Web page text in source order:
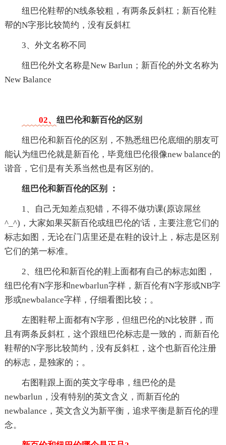
纽巴伦鞋帮的N线条较粗，有两条反斜杠；新百伦鞋
帮的N字形比较简约，没有反斜杠
3、外文名称不同
纽巴伦外文名称是New Barlun；新百伦的外文名称为
New Balance
02、 纽巴伦和新百伦的区别
纽巴伦和新百伦的区别，不熟悉纽巴伦底细的朋友可
能认为纽巴伦就是新百伦，毕竟纽巴伦很像new balance的
谐音，它们是有关系当然也是有区别的。
纽巴伦和新百伦的区别 ：
1、自己无知差点犯错，不得不做功课(原谅屌丝
^_^)，大家如果买新百伦或纽巴伦的'话，主要注意它们的
标志如图，无论在门店里还是在鞋的设计上，标志是区别
它们的第一标准。
2、纽巴伦和新百伦的鞋上面都有自己的标志如图，
纽巴伦有N字形和newbarlun字样，新百伦有N字形或NB字
形或newbalance字样，仔细看图比较；。
左图鞋帮上面都有N字形，但纽巴伦的N比较胖，而
且有两条反斜杠，这个跟纽巴伦标志是一致的，而新百伦
鞋帮的N字形比较简约，没有反斜杠，这个也新百伦注册
的标志，是独家的；。
右图鞋跟上面的英文字母串，纽巴伦的是
newbarlun，没有特别的英文含义，而新百伦的
newbalance，英文含义为新平衡，追求平衡是新百伦的理
念。